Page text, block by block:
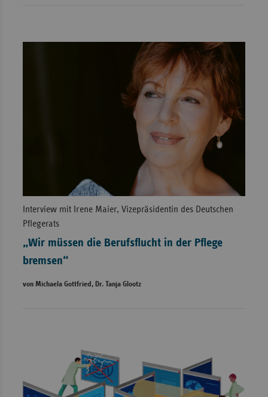
Interview mit Irene Maier, Vizepräsidentin des Deutschen
Pflegerats
„Wir müssen die Berufsflucht in der Pflege
bremsen“
von Michaela Gottfried, Dr. Tanja Glootz